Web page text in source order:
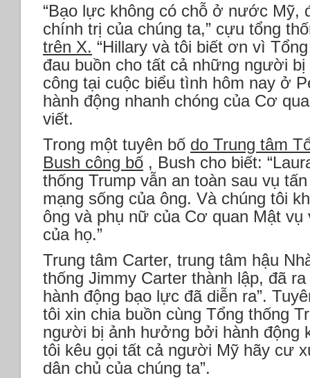
“Bạo lực không có chỗ ở nước Mỹ,
chính trị của chúng ta,” cựu tổng
trên X. “Hillary và tôi biết ơn vì
đau buồn cho tất cả những người
công tại cuộc biểu tình hôm nay ở
hành động nhanh chóng của Cơ
viết.
Trong một tuyên bố do Trung tâm
Bush công bố , Bush cho biết:
thống Trump vẫn an toàn sau vụ
mạng sống của ông. Và chúng tôi
ông và phụ nữ của Cơ quan Mật
của họ.”
Trung tâm Carter, trung tâm hậu
thống Jimmy Carter thành lập, đã
hành động bạo lực đã diễn ra”.
tôi xin chia buồn cùng Tổng thống
người bị ảnh hưởng bởi hành động
tôi kêu gọi tất cả người Mỹ hãy cư
dân chủ của chúng ta”.